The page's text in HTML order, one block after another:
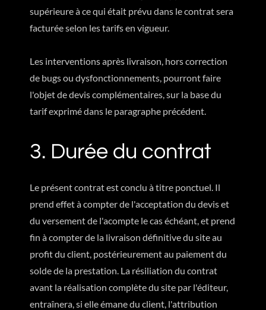
supérieure à ce qui était prévu dans le contrat sera
facturée selon les tarifs en vigueur.
Les interventions après livraison, hors correction
de bugs ou dysfonctionnements, pourront faire
l'objet de devis complémentaires, sur la base du
tarif exprimé dans le paragraphe précédent.
3. Durée du contrat
Le présent contrat est conclu à titre ponctuel. Il
prend effet à compter de l'acceptation du devis et
du versement de l'acompte le cas échéant, et prend
fin à compter de la livraison définitive du site au
profit du client, postérieurement au paiement du
solde de la prestation. La résiliation du contrat
avant la réalisation complète du site par l'éditeur,
entraînera, si elle émane du client, l'attribution